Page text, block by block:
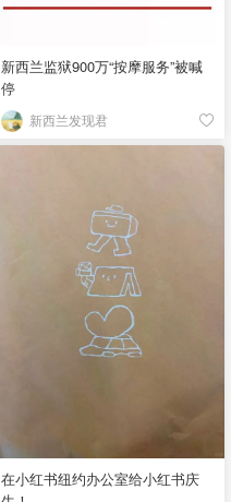
新西兰监狱900万“按摩服务”被喊
停
新西兰发现君
在小红书纽约办公室给小红书庆